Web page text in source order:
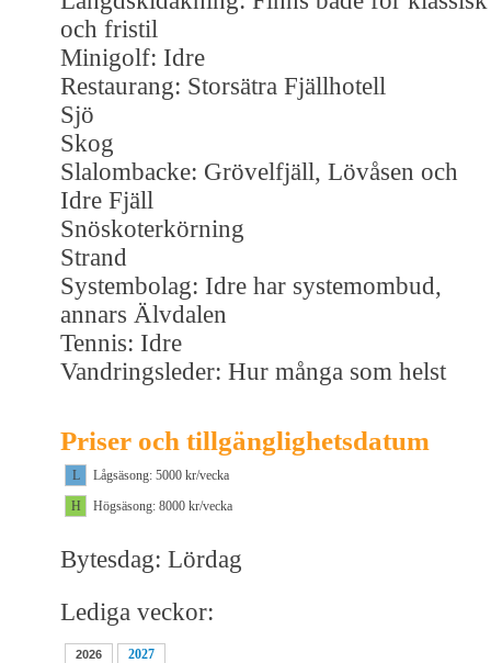
och fristil
Minigolf: Idre
Restaurang: Storsätra Fjällhotell
Sjö
Skog
Slalombacke: Grövelfjäll, Lövåsen och
Idre Fjäll
Snöskoterkörning
Strand
Systembolag: Idre har systemombud,
annars Älvdalen
Tennis: Idre
Vandringsleder: Hur många som helst
Priser och tillgänglighetsdatum
L
Lågsäsong: 5000 kr/vecka
H
Högsäsong: 8000 kr/vecka
Bytesdag: Lördag
Lediga veckor:
2026 2027